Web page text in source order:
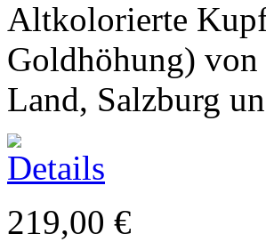
Altkolorierte
Goldhöhung) von
Land, Salzburg
219,00 €